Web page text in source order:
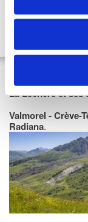
79 09 83 19 / 06
Nous vous
La Léchère et
Valmorel - Crève-
Radiana.